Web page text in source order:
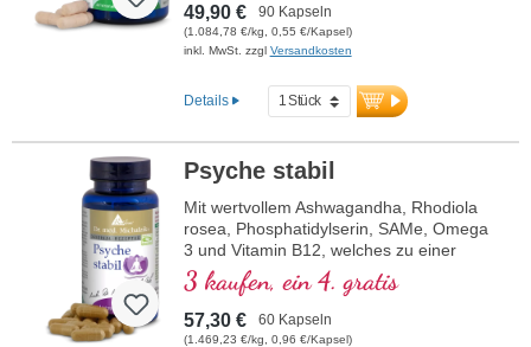
49,90 € 90 Kapseln
(1.084,78 €/kg, 0,55 €/Kapsel)
inkl. MwSt. zzgl Versandkosten
Details
Psyche stabil
Mit wertvollem Ashwagandha, Rhodiola
rosea, Phosphatidylserin, SAMe, Omega
3 und Vitamin B12, welches zu einer
normalen Funktion der Psyche beiträgt.
3 kaufen, ein 4. gratis
57,30 € 60 Kapseln
(1.469,23 €/kg, 0,96 €/Kapsel)